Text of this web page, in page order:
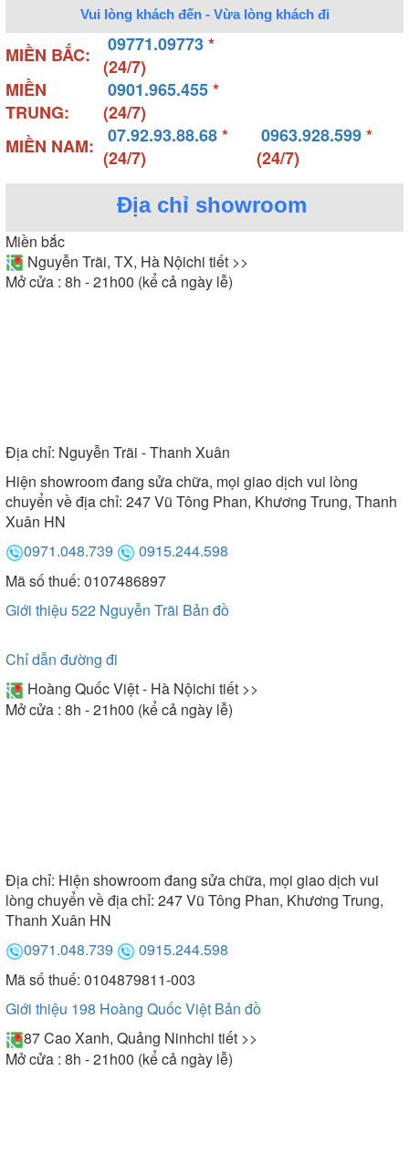
Vui lòng khách đến - Vừa lòng khách đi
MIỀN BẮC: 09771.09773*
(24/7)
MIỀN
TRUNG:
0901.965.455*
(24/7)
MIỀN NAM:
07.92.93.88.68*
(24/7)
0963.928.599*
(24/7)
Địa chỉ showroom
Miền bắc
Nguyễn Trãi, TX, Hà Nộichi tiết >>
Mở cửa : 8h - 21h00 (kể cả ngày lễ)
Địa chỉ: Nguyễn Trãi - Thanh Xuân
Hiện showroom đang sửa chữa, mọi giao dịch vui lòng
chuyển về địa chỉ: 247 Vũ Tông Phan, Khương Trung, Thanh
Xuân HN
0971.048.739
0915.244.598
Mã số thuế: 0107486897
Giới thiệu 522 Nguyễn Trãi Bản đồ
Chỉ dẫn đường đi
Hoàng Quốc Việt - Hà Nộichi tiết >>
Mở cửa : 8h - 21h00 (kể cả ngày lễ)
Địa chỉ: Hiện showroom đang sửa chữa, mọi giao dịch vui
lòng chuyển về địa chỉ: 247 Vũ Tông Phan, Khương Trung,
Thanh Xuân HN
0971.048.739
0915.244.598
Mã số thuế: 0104879811-003
Giới thiệu 198 Hoàng Quốc Việt Bản đồ
87 Cao Xanh, Quảng Ninhchi tiết >>
Mở cửa : 8h - 21h00 (kể cả ngày lễ)